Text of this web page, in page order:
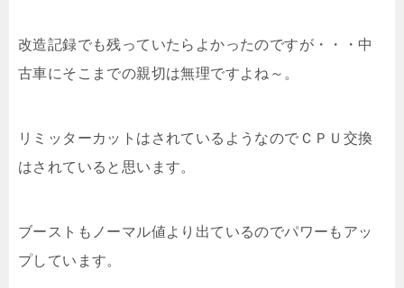
改造記録でも残っていたらよかったのですが・・・中
古車にそこまでの親切は無理ですよね～。
リミッターカットはされているようなのでＣＰＵ交換
はされていると思います。
ブーストもノーマル値より出ているのでパワーもアッ
プしています。